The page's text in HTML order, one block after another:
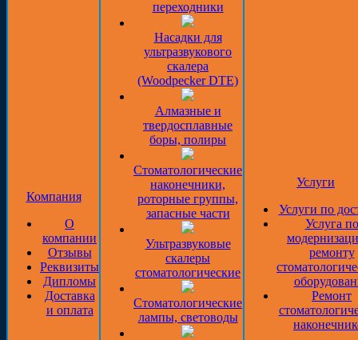
Компания
О
компании
Отзывы
Реквизиты
Дипломы
Доставка
и оплата
переходники
Насадки для
ультразвукового
скалера
(Woodpecker DTE)
Алмазные и
твердосплавные
боры, полиры
Стоматологические
наконечники,
роторные группы,
запасные части
Ультразвуковые
скалеры
стоматологические
Стоматологические
лампы, световоды
Услуги
Услуги по
Услуга по
ремонту
Ремонт